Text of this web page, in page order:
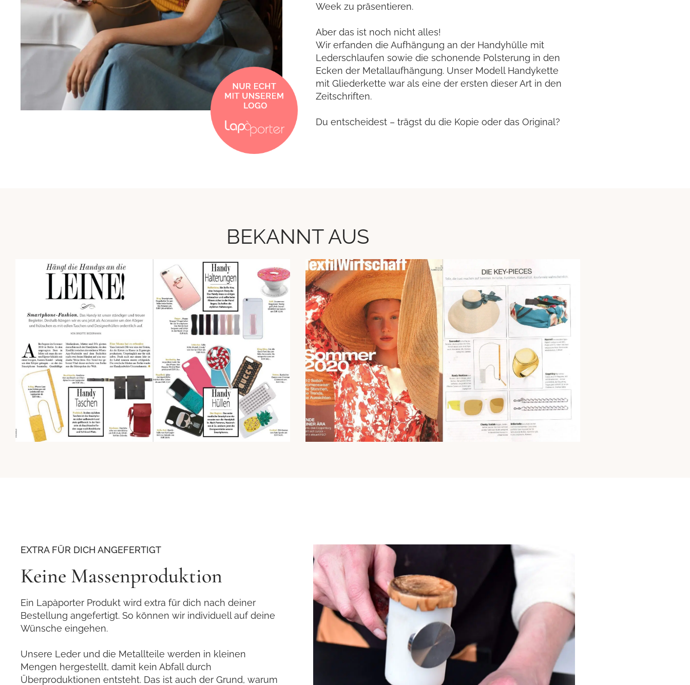
Week zu präsentieren.
Aber das ist noch nicht alles!
Wir erfanden die Aufhängung an der Handyhülle mit
Lederschlaufen sowie die schonende Polsterung in den
Ecken der Metallaufhängung. Unser Modell Handykette
mit Gliederkette war als eine der ersten dieser Art in den
Zeitschriften.
Du entscheidest – trägst du die Kopie oder das Original?
BEKANNT AUS
EXTRA FÜR DICH ANGEFERTIGT
Keine Massenproduktion
Ein Lapàporter Produkt wird extra für dich nach deiner
Bestellung angefertigt. So können wir individuell auf deine
Wünsche eingehen.
Unsere Leder und die Metallteile werden in kleinen
Mengen hergestellt, damit kein Abfall durch
Überproduktionen entsteht. Das ist auch der Grund, warum